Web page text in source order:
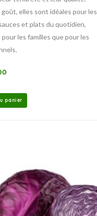
goût, elles sont idéales pour les
et plats du quotidien,
pour les familles que pour les
panier